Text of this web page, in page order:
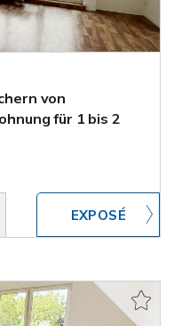
von
für 1 bis 2